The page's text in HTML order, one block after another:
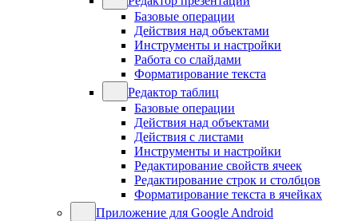
Базовые операции
Действия над объектами
Инструменты и настройки
Работа со слайдами
Форматирование текста
Редактор таблиц
Базовые операции
Действия над объектами
Действия с листами
Инструменты и настройки
Редактирование свойств ячеек
Редактирование строк и столбцов
Форматирование текста в ячейках
Приложение для Google Android